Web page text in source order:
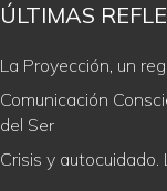
ÚLTIMAS
La Proyección, un
Comunicación
del Ser
Crisis y